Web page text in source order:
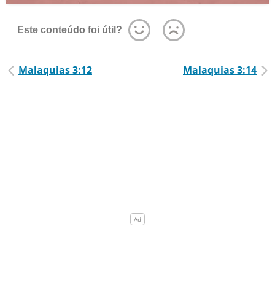
Este conteúdo foi útil?
Malaquias 3:12 Malaquias 3:14